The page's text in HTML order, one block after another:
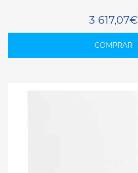
3 617,07€
COMPRAR